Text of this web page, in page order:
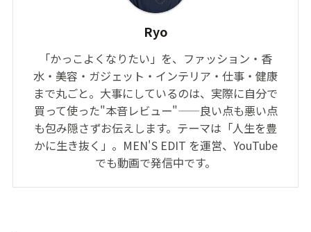
Ryo
「かっこよくなりたい」を、ファッション・香
水・美容・ガジェット・インテリア・仕事・健康
まで丸ごと。大事にしているのは、実際に自分で
買って使った"本音レビュー"——良い点も悪い点
も包み隠さずお伝えします。テーマは「人生を豊
かに生き抜く」。MEN'S EDIT を運営、YouTube
でも動画で発信中です。